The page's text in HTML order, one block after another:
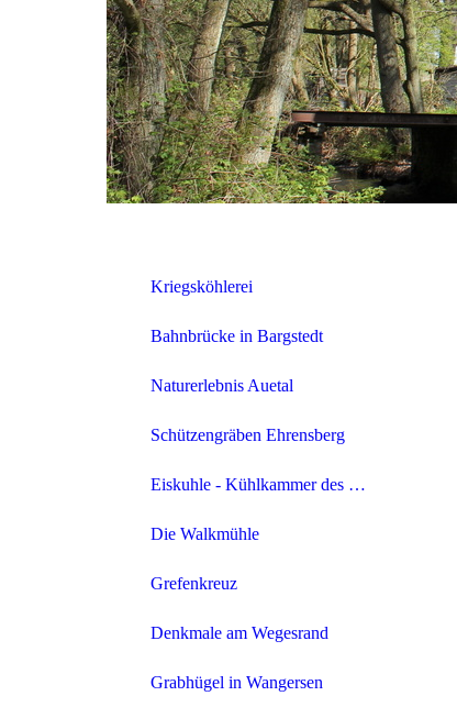
Kriegsköhlerei
Bahnbrücke in Bargstedt
Naturerlebnis Auetal
Schützengräben Ehrensberg
Eiskuhle - Kühlkammer des Klosters
Die Walkmühle
Grefenkreuz
Denkmale am Wegesrand
Grabhügel in Wangersen